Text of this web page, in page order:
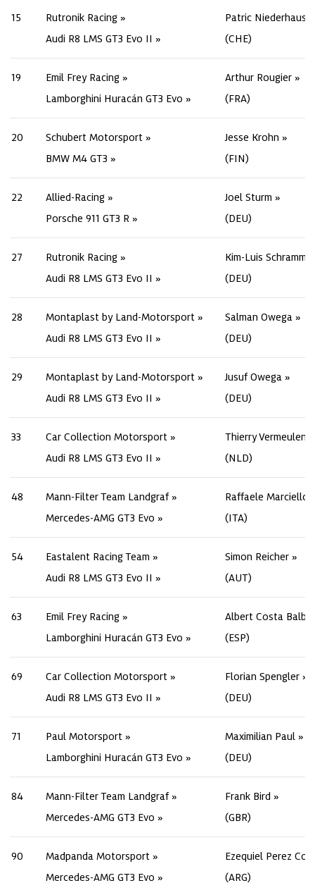
15
Rutronik Racing
Audi R8 LMS GT3 Evo II
Patric Niederhauser
(CHE)
19
Emil Frey Racing
Lamborghini Huracán GT3 Evo
Arthur Rougier
(FRA)
20
Schubert Motorsport
BMW M4 GT3
Jesse Krohn
(FIN)
22
Allied-Racing
Porsche 911 GT3 R
Joel Sturm
(DEU)
27
Rutronik Racing
Audi R8 LMS GT3 Evo II
Kim-Luis Schramm
(DEU)
28
Montaplast by Land-Motorsport
Audi R8 LMS GT3 Evo II
Salman Owega
(DEU)
29
Montaplast by Land-Motorsport
Audi R8 LMS GT3 Evo II
Jusuf Owega
(DEU)
33
Car Collection Motorsport
Audi R8 LMS GT3 Evo II
Thierry Vermeulen
(NLD)
48
Mann-Filter Team Landgraf
Mercedes-AMG GT3 Evo
Raffaele Marciello
(ITA)
54
Eastalent Racing Team
Audi R8 LMS GT3 Evo II
Simon Reicher
(AUT)
63
Emil Frey Racing
Lamborghini Huracán GT3 Evo
Albert Costa
(ESP)
69
Car Collection Motorsport
Audi R8 LMS GT3 Evo II
Florian Spengler
(DEU)
71
Paul Motorsport
Lamborghini Huracán GT3 Evo
Maximilian Paul
(DEU)
84
Mann-Filter Team Landgraf
Mercedes-AMG GT3 Evo
Frank Bird
(GBR)
90
Madpanda Motorsport
Mercedes-AMG GT3 Evo
Ezequiel Perez
(ARG)